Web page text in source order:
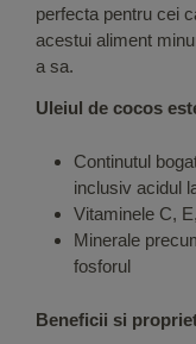
perfecta pentru cei
acestui aliment
a sa.
Uleiul de cocos
Continutul
inclusiv acidul
Vitaminele C,
Minerale
fosforul
Beneficii si